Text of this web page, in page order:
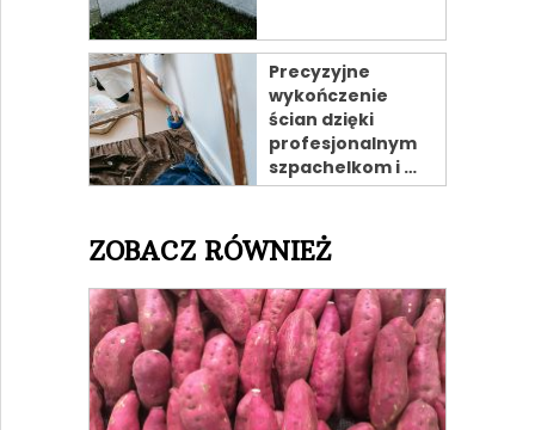
Precyzyjne
wykończenie
ścian dzięki
profesjonalnym
szpachelkom i …
ZOBACZ RÓWNIEŻ